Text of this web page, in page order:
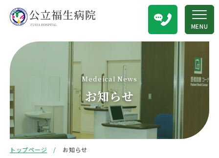
MENU
Medeical News
お知らせ
トップページ お知らせ